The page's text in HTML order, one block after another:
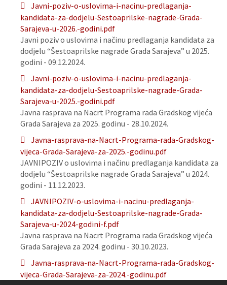
Javni-poziv-o-uslovima-i-nacinu-predlaganja-
kandidata-za-dodjelu-Sestoaprilske-nagrade-Grada-
Sarajeva-u-2026.-godini.pdf
Javni poziv o uslovima i načinu predlaganja kandidata za
dodjelu “Šestoaprilske nagrade Grada Sarajeva” u 2025.
godini - 09.12.2024.
Javni-poziv-o-uslovima-i-nacinu-predlaganja-
kandidata-za-dodjelu-Sestoaprilske-nagrade-Grada-
Sarajeva-u-2025.-godini.pdf
Javna rasprava na Nacrt Programa rada Gradskog vijeća
Grada Sarajeva za 2025. godinu - 28.10.2024.
Javna-rasprava-na-Nacrt-Programa-rada-Gradskog-
vijeca-Grada-Sarajeva-za-2025.-godinu.pdf
JAVNIPOZIV o uslovima i načinu predlaganja kandidata za
dodjelu “Šestoaprilske nagrade Grada Sarajeva” u 2024.
godini - 11.12.2023.
JAVNIPOZIV-o-uslovima-i-nacinu-predlaganja-
kandidata-za-dodjelu-Sestoaprilske-nagrade-Grada-
Sarajeva-u-2024-godini-f.pdf
Javna rasprava na Nacrt Programa rada Gradskog vijeća
Grada Sarajeva za 2024. godinu - 30.10.2023.
Javna-rasprava-na-Nacrt-Programa-rada-Gradskog-
vijeca-Grada-Sarajeva-za-2024.-godinu.pdf